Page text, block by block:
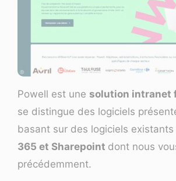
Powell est une solution intranet
se distingue des logiciels
basant sur des logiciels existants
365 et Sharepoint dont nous
précédemment.